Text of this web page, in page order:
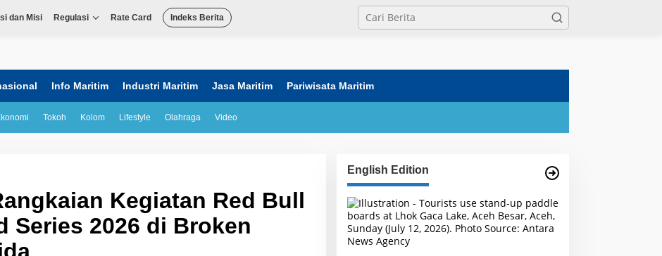
dan Misi Regulasi Rate Card Indeks Berita
Info Maritim Industri Maritim Jasa Maritim Pariwisata Maritim
Tokoh Kolom Lifestyle Olahraga Video
Kegiatan Red Bull
Series 2026 di Broken
English Edition